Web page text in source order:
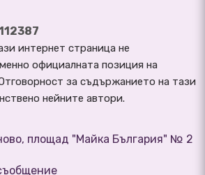
интернет страница не
официалната позиция на
за съдържанието на тази
нейните автори.
площад "Майка България" № 2